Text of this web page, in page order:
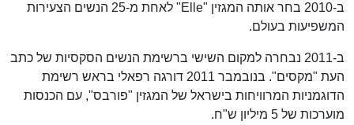
ב-2010 בחר אותה המגזין "Elle" לאחת מ-25 הנשים הצעירות
המשפיעות בעולם.
ב-2011 נבחרה למקום השישי ברשימת הנשים הסקסיות של כתב
העת "מקסים". בנובמבר 2011 דורגה רפאלי בראש רשימת
הדוגמניות המרוויחות בישראל של המגזין "פורבס", עם הכנסות
מוערכות של 5 מיליון ש"ח.